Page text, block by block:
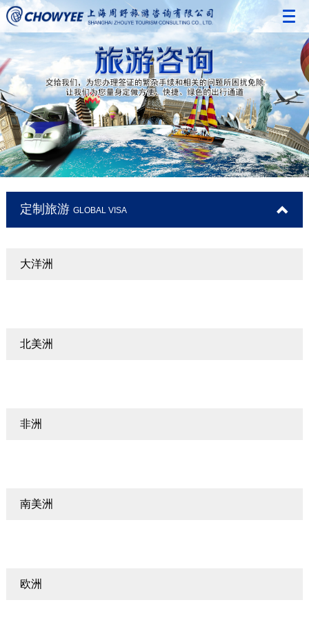
网站首页
全球通签证
签证咨询
定制旅游
境外保险
服务保障
定制旅游 GLOBAL VISA
大洋洲
北美洲
非洲
南美洲
欧洲